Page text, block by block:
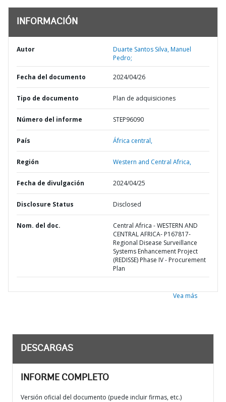
INFORMACIÓN
Autor
Duarte Santos Silva, Manuel
Pedro;
Fecha del documento 2024/04/26
Tipo de documento Plan de adquisiciones
Número del informe STEP96090
País África central,
Región Western and Central Africa,
Fecha de divulgación 2024/04/25
Disclosure Status Disclosed
Nom. del doc.
Central Africa - WESTERN AND
CENTRAL AFRICA- P167817-
Regional Disease Surveillance
Systems Enhancement Project
(REDISSE) Phase IV - Procurement
Plan
Vea más
DESCARGAS
INFORME COMPLETO
Versión oficial del documento (puede incluir firmas, etc.)